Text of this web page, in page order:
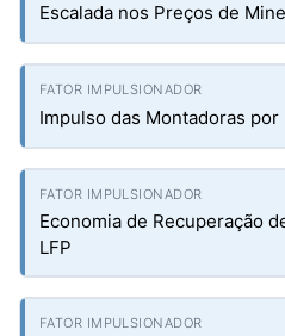
Escalada nos Preços de
Impulso das Montadoras
Economia de Recuperação
LFP